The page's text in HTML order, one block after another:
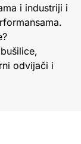
i industriji i
odvijači i